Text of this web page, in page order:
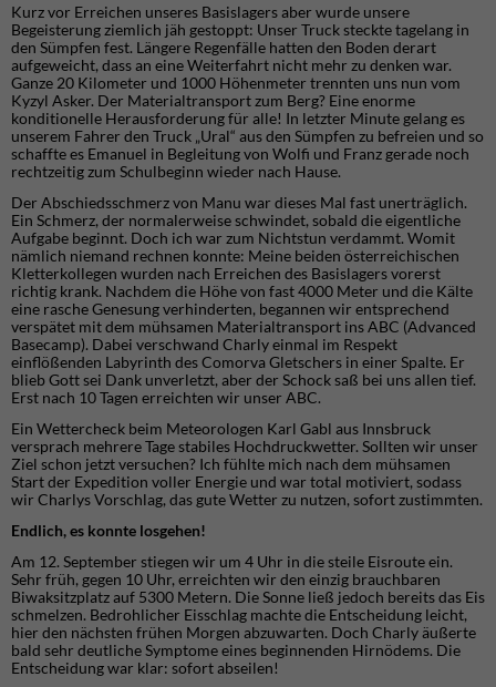
Kurz vor Erreichen unseres Basislagers aber wurde unsere
Begeisterung ziemlich jäh gestoppt: Unser Truck steckte tagelang in
den Sümpfen fest. Längere Regenfälle hatten den Boden derart
aufgeweicht, dass an eine Weiterfahrt nicht mehr zu denken war.
Ganze 20 Kilometer und 1000 Höhenmeter trennten uns nun vom
Kyzyl Asker. Der Materialtransport zum Berg? Eine enorme
konditionelle Herausforderung für alle! In letzter Minute gelang es
unserem Fahrer den Truck „Ural“ aus den Sümpfen zu befreien und so
schaffte es Emanuel in Begleitung von Wolfi und Franz gerade noch
rechtzeitig zum Schulbeginn wieder nach Hause.
Der Abschiedsschmerz von Manu war dieses Mal fast unerträglich.
Ein Schmerz, der normalerweise schwindet, sobald die eigentliche
Aufgabe beginnt. Doch ich war zum Nichtstun verdammt. Womit
nämlich niemand rechnen konnte: Meine beiden österreichischen
Kletterkollegen wurden nach Erreichen des Basislagers vorerst
richtig krank. Nachdem die Höhe von fast 4000 Meter und die Kälte
eine rasche Genesung verhinderten, begannen wir entsprechend
verspätet mit dem mühsamen Materialtransport ins ABC (Advanced
Basecamp). Dabei verschwand Charly einmal im Respekt
einflößenden Labyrinth des Comorva Gletschers in einer Spalte. Er
blieb Gott sei Dank unverletzt, aber der Schock saß bei uns allen tief.
Erst nach 10 Tagen erreichten wir unser ABC.
Ein Wettercheck beim Meteorologen Karl Gabl aus Innsbruck
versprach mehrere Tage stabiles Hochdruckwetter. Sollten wir unser
Ziel schon jetzt versuchen? Ich fühlte mich nach dem mühsamen
Start der Expedition voller Energie und war total motiviert, sodass
wir Charlys Vorschlag, das gute Wetter zu nutzen, sofort zustimmten.
Endlich, es konnte losgehen!
Am 12. September stiegen wir um 4 Uhr in die steile Eisroute ein.
Sehr früh, gegen 10 Uhr, erreichten wir den einzig brauchbaren
Biwaksitzplatz auf 5300 Metern. Die Sonne ließ jedoch bereits das Eis
schmelzen. Bedrohlicher Eisschlag machte die Entscheidung leicht,
hier den nächsten frühen Morgen abzuwarten. Doch Charly äußerte
bald sehr deutliche Symptome eines beginnenden Hirnödems. Die
Entscheidung war klar: sofort abseilen!